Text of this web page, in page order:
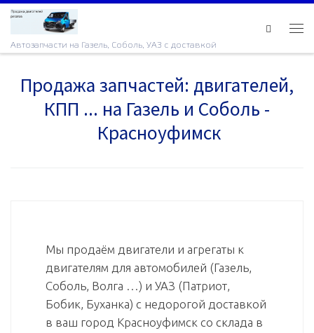
Skip to content
Автозапчасти на Газель, Соболь, УАЗ с доставкой
Продажа запчастей: двигателей,
КПП ... на Газель и Соболь -
Красноуфимск
Мы продаём двигатели и агрегаты к
двигателям для автомобилей (Газель,
Соболь, Волга …) и УАЗ (Патриот,
Бобик, Буханка) с недорогой доставкой
в ваш город Красноуфимск со склада в